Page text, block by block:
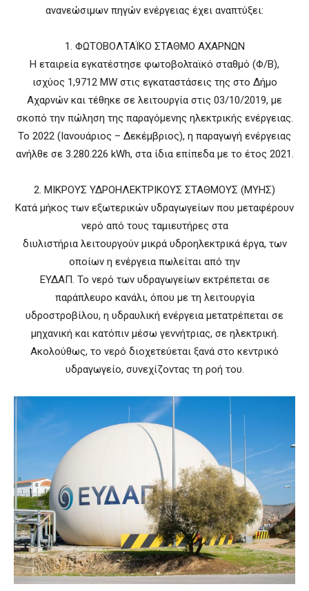
ανανεώσιμων πηγών ενέργειας έχει αναπτύξει:
1. ΦΩΤΟΒΟΛΤΑΪΚΟ ΣΤΑΘΜΟ ΑΧΑΡΝΩΝ
Η εταιρεία εγκατέστησε φωτοβολταϊκό σταθμό (Φ/Β),
ισχύος 1,9712 ΜW στις εγκαταστάσεις της στο Δήμο
Αχαρνών και τέθηκε σε λειτουργία στις 03/10/2019, με
σκοπό την πώληση της παραγόμενης ηλεκτρικής ενέργειας.
Το 2022 (Ιανουάριος – Δεκέμβριος), η παραγωγή ενέργειας
ανήλθε σε 3.280.226 kWh, στα ίδια επίπεδα με το έτος 2021.
2. ΜΙΚΡΟΥΣ ΥΔΡΟΗΛΕΚΤΡΙΚΟΥΣ ΣΤΑΘΜΟΥΣ (ΜΥΗΣ)
Κατά μήκος των εξωτερικών υδραγωγείων που μεταφέρουν
νερό από τους ταμιευτήρες στα
διυλιστήρια λειτουργούν μικρά υδροηλεκτρικά έργα, των
οποίων η ενέργεια πωλείται από την
ΕΥΔΑΠ. Το νερό των υδραγωγείων εκτρέπεται σε
παράπλευρο κανάλι, όπου με τη λειτουργία
υδροστροβίλου, η υδραυλική ενέργεια μετατρέπεται σε
μηχανική και κατόπιν μέσω γεννήτριας, σε ηλεκτρική.
Ακολούθως, το νερό διοχετεύεται ξανά στο κεντρικό
υδραγωγείο, συνεχίζοντας τη ροή του.